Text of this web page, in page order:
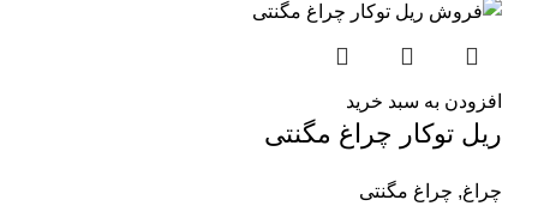
افزودن به سبد خرید
ریل توکار چراغ مگنتی
چراغ, چراغ مگنتی